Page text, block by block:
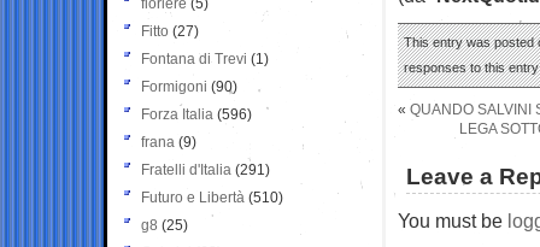
This entry was posted
responses to this
« QUANDO SALVINI
LEGA
Leave a
You must be
fioriere (5)
Fitto (27)
Fontana di Trevi (1)
Formigoni (90)
Forza Italia (596)
frana (9)
Fratelli d'Italia (291)
Futuro e Libertà (510)
g8 (25)